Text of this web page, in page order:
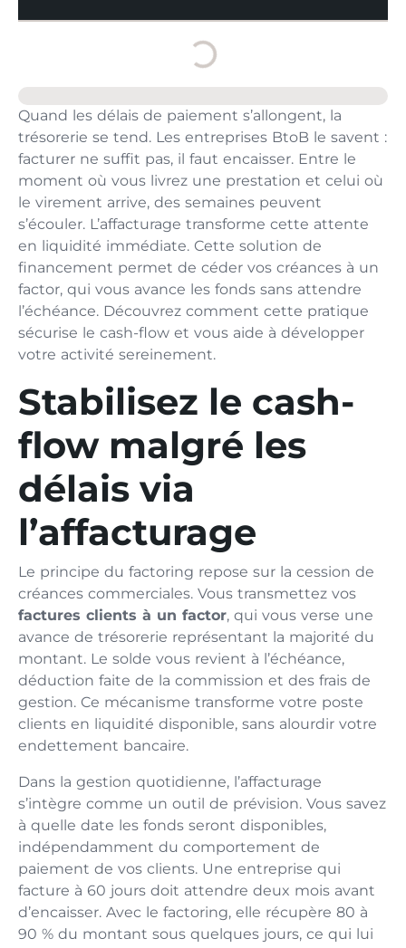
Quand les délais de paiement s’allongent, la
trésorerie se tend. Les entreprises BtoB le savent :
facturer ne suffit pas, il faut encaisser. Entre le
moment où vous livrez une prestation et celui où
le virement arrive, des semaines peuvent
s’écouler. L’affacturage transforme cette attente
en liquidité immédiate. Cette solution de
financement permet de céder vos créances à un
factor, qui vous avance les fonds sans attendre
l’échéance. Découvrez comment cette pratique
sécurise le cash-flow et vous aide à développer
votre activité sereinement.
Stabilisez le cash-
flow malgré les
délais via
l’affacturage
Le principe du factoring repose sur la cession de
créances commerciales. Vous transmettez vos
factures clients à un factor, qui vous verse une
avance de trésorerie représentant la majorité du
montant. Le solde vous revient à l’échéance,
déduction faite de la commission et des frais de
gestion. Ce mécanisme transforme votre poste
clients en liquidité disponible, sans alourdir votre
endettement bancaire.
Dans la gestion quotidienne, l’affacturage
s’intègre comme un outil de prévision. Vous savez
à quelle date les fonds seront disponibles,
indépendamment du comportement de
paiement de vos clients. Une entreprise qui
facture à 60 jours doit attendre deux mois avant
d’encaisser. Avec le factoring, elle récupère 80 à
90 % du montant sous quelques jours, ce qui lui